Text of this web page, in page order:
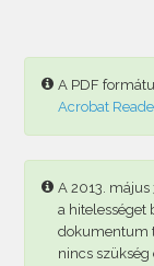
A PDF
Acrobat
A 2013.
a hitelességet
dokumentum
nincs